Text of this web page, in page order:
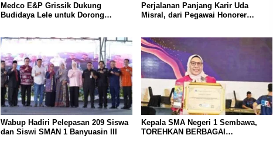
Medco E&P Grissik Dukung
Budidaya Lele untuk Dorong
Perjalanan Panjang Karir Uda
Misral, dari Pegawai Honorer
Wabup Hadiri Pelepasan 209 Siswa
dan Siswi SMAN 1 Banyuasin III
Kepala SMA Negeri 1 Sembawa,
TOREHKAN BERBAGAI